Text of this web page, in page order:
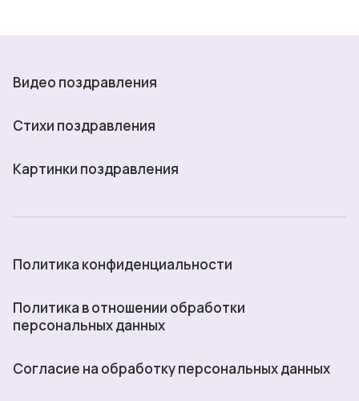
Видео поздравления
Стихи поздравления
Картинки поздравления
Политика конфиденциальности
Политика в отношении обработки
персональных данных
Согласие на обработку персональных данных